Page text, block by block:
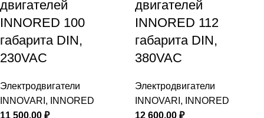
двигателей
INNORED 100
габарита DIN,
230VAC
Электродвигатели
INNOVARI, INNORED
11 500,00 ₽
двигателей
INNORED 112
габарита DIN,
380VAC
Электродвигатели
INNOVARI, INNORED
12 600,00 ₽